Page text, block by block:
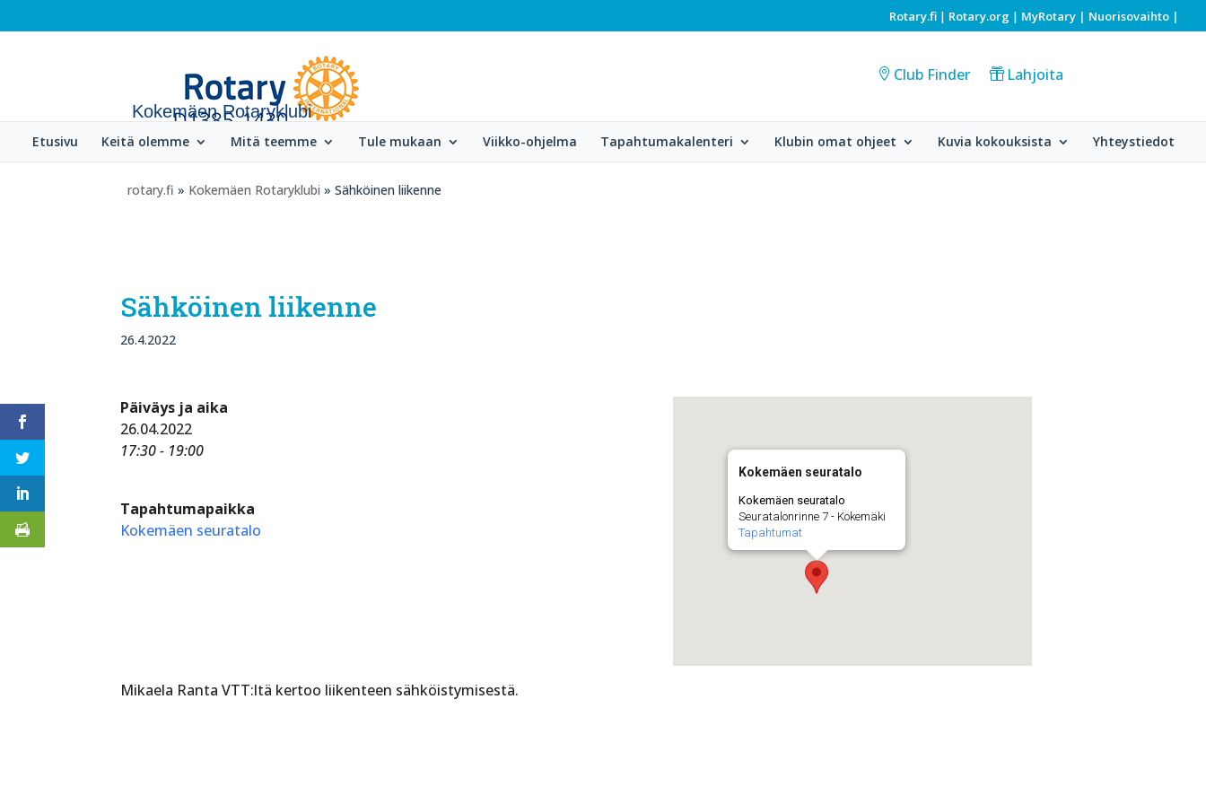
Rotary.fi | Rotary.org | MyRotary | Nuorisovaihto |
Kokemäen Rotaryklubi
Club Finder Lahjoita
Etusivu Keitä olemme Mitä teemme Tule mukaan Viikko-ohjelma Tapahtumakalenteri Klubin omat ohjeet Kuvia kokouksista Yhteystiedot
rotary.fi » Kokemäen Rotaryklubi » Sähköinen liikenne
Sähköinen liikenne
26.4.2022
Kokemäen seuratalo
Kokemäen seuratalo
Seuratalonrinne 7 - Kokemäki
Tapahtumat
Päiväys ja aika
26.04.2022
17:30 - 19:00
Tapahtumapaikka
Kokemäen seuratalo
Mikaela Ranta VTT:ltä kertoo liikenteen sähköistymisestä.